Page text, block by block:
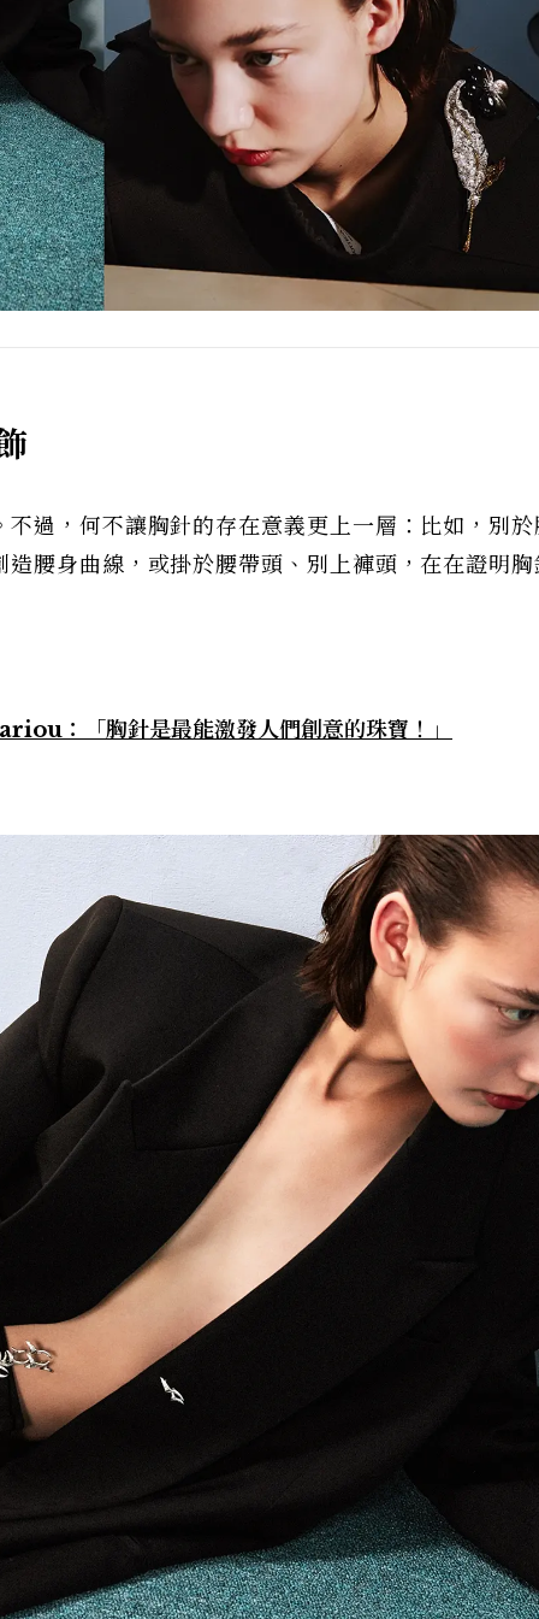
過，何不讓胸針的存在意義更上一層：比如，別
腰身曲線，或掛於腰帶頭、別上褲頭，在在證明
：「胸針是最能激發人們創意的珠寶！」